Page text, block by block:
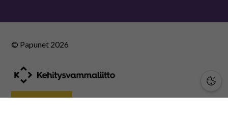
© Papunet 2026